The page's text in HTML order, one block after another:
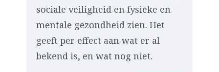
sociale veiligheid en fysieke en
mentale gezondheid zien. Het
geeft per effect aan wat er al
bekend is, en wat nog niet.